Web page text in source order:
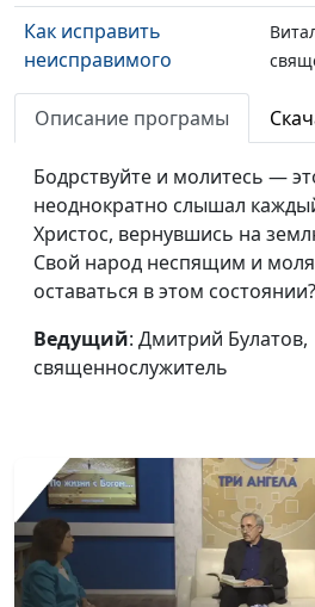
Как исправить
неисправимого
Вечеря Господня: что с
твоей верой?
Я и христианская
церковь
Моя самооценка и Бог
Духовные взлёты и
падения
Люди, воскрешённые
Богом
Бог и сегодня говорит с
нами
Описание програмы
Бодрствуйте и молитесь —
неоднократно слышал
Христос, вернувшись на
Свой народ неспящим и
оставаться в этом
Ведущий: Дмитрий Булатов,
священнослужитель